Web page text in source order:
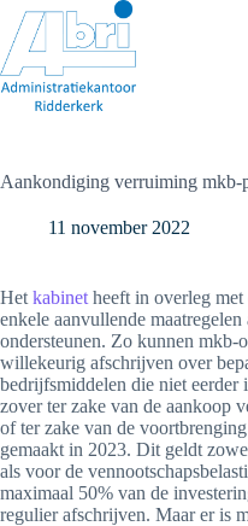
naar
de
inhoud
Aankondiging verruiming mkb-
11 november 2022
Het kabinet heeft in overleg
enkele aanvullende
ondersteunen. Zo kunnen mkb-
willekeurig afschrijven over
bedrijfsmiddelen die niet
zover ter zake van de aankoop
of ter zake van de
gemaakt in 2023. Dit geldt
als voor de
maximaal 50% van de
regulier afschrijven. Maar er is